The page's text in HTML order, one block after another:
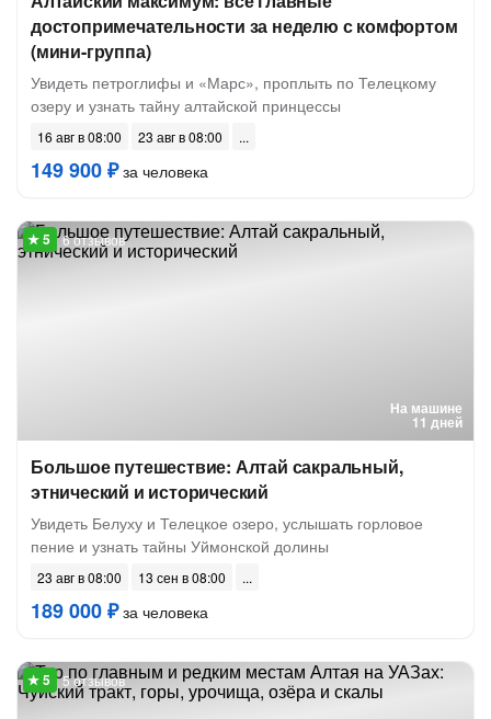
достопримечательности за неделю с комфортом
(мини-группа)
Увидеть петроглифы и «Марс», проплыть по Телецкому
озеру и узнать тайну алтайской принцессы
16 авг в 08:00 23 авг в 08:00
149 900 ₽за человека
На машине
11 дней
6 отзывов
Большое путешествие: Алтай сакральный,
этнический и исторический
Увидеть Белуху и Телецкое озеро, услышать горловое
пение и узнать тайны Уймонской долины
23 авг в 08:00 13 сен в 08:00
189 000 ₽за человека
5 отзывов